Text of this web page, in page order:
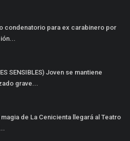
condenatorio para ex carabinero por
SENSIBLES) Joven se mantiene
grave...
magia de La Cenicienta llegará al Teatro